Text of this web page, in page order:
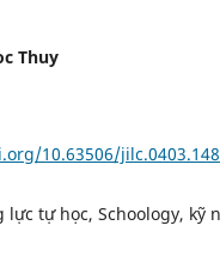
Thuy
10.63506/jilc.0403.148
lực tự học, Schoology, kỹ